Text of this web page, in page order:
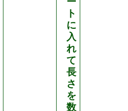
ト
に
入
れ
て
長
さ
を
数